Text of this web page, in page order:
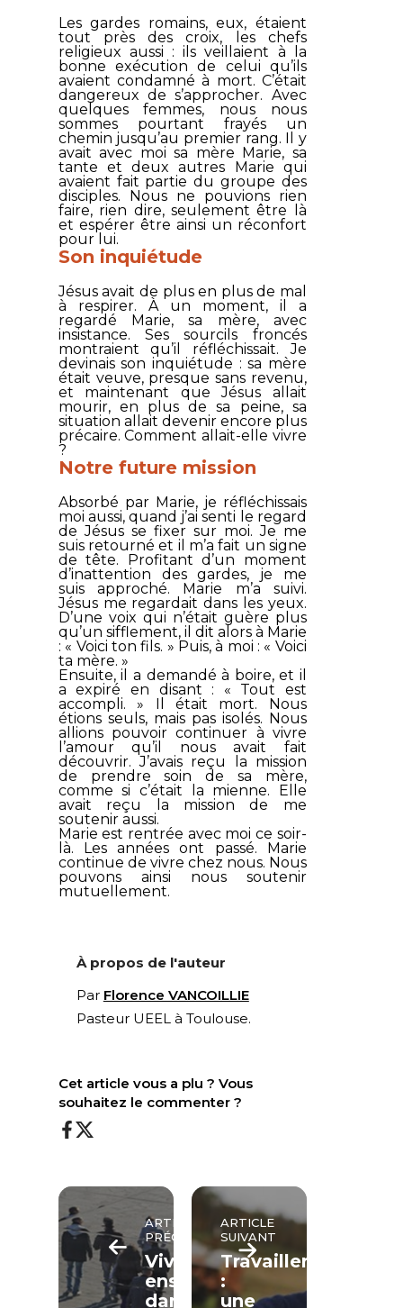
Les gardes romains, eux, étaient
tout près des croix, les chefs
religieux aussi : ils veillaient à la
bonne exécution de celui qu’ils
avaient condamné à mort. C’était
dangereux de s’approcher. Avec
quelques femmes, nous nous
sommes pourtant frayés un
chemin jusqu’au premier rang. Il y
avait avec moi sa mère Marie, sa
tante et deux autres Marie qui
avaient fait partie du groupe des
disciples. Nous ne pouvions rien
faire, rien dire, seulement être là
et espérer être ainsi un réconfort
pour lui.
Son inquiétude
Jésus avait de plus en plus de mal
à respirer. À un moment, il a
regardé Marie, sa mère, avec
insistance. Ses sourcils froncés
montraient qu’il réfléchissait. Je
devinais son inquiétude : sa mère
était veuve, presque sans revenu,
et maintenant que Jésus allait
mourir, en plus de sa peine, sa
situation allait devenir encore plus
précaire. Comment allait-elle vivre
?
Notre future mission
Absorbé par Marie, je réfléchissais
moi aussi, quand j’ai senti le regard
de Jésus se fixer sur moi. Je me
suis retourné et il m’a fait un signe
de tête. Profitant d’un moment
d’inattention des gardes, je me
suis approché. Marie m’a suivi.
Jésus me regardait dans les yeux.
D’une voix qui n’était guère plus
qu’un sifflement, il dit alors à Marie
: « Voici ton fils. » Puis, à moi : « Voici
ta mère. »
Ensuite, il a demandé à boire, et il
a expiré en disant : « Tout est
accompli. » Il était mort. Nous
étions seuls, mais pas isolés. Nous
allions pouvoir continuer à vivre
l’amour qu’il nous avait fait
découvrir. J’avais reçu la mission
de prendre soin de sa mère,
comme si c’était la mienne. Elle
avait reçu la mission de me
soutenir aussi.
Marie est rentrée avec moi ce soir-
là. Les années ont passé. Marie
continue de vivre chez nous. Nous
pouvons ainsi nous soutenir
mutuellement.
À propos de l'auteur
Par Florence VANCOILLIE
Pasteur UEEL à Toulouse.
Cet article vous a plu ? Vous
souhaitez le commenter ?
ARTICLE
PRÉCÉDENT
Vivre
ensemble
dans
ARTICLE
SUIVANT
Travailler
:
une